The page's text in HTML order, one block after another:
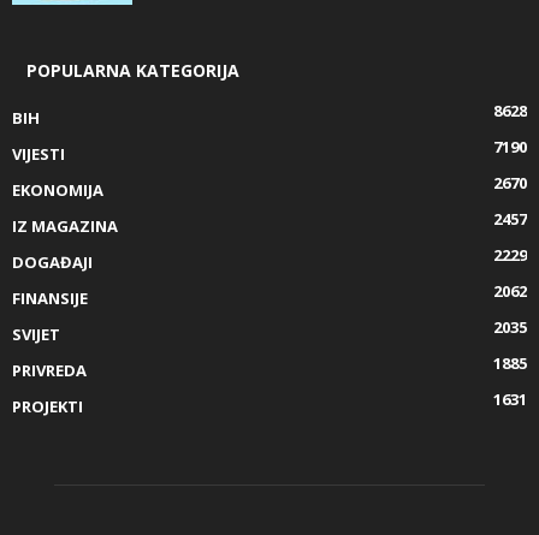
POPULARNA KATEGORIJA
BIH
8628
VIJESTI
7190
EKONOMIJA
2670
IZ MAGAZINA
2457
DOGAĐAJI
2229
FINANSIJE
2062
SVIJET
2035
PRIVREDA
1885
PROJEKTI
1631